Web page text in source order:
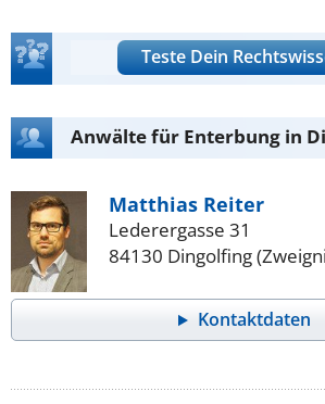
Teste Dein
Anwälte für Enterbung in
Matthias Reiter
Lederergasse 31
84130 Dingolfing
Kontaktdaten